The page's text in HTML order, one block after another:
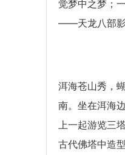
觉梦中之梦；
——天龙八部
洱海苍山秀，
南。坐在洱海
上一起游览三
古代佛塔中造